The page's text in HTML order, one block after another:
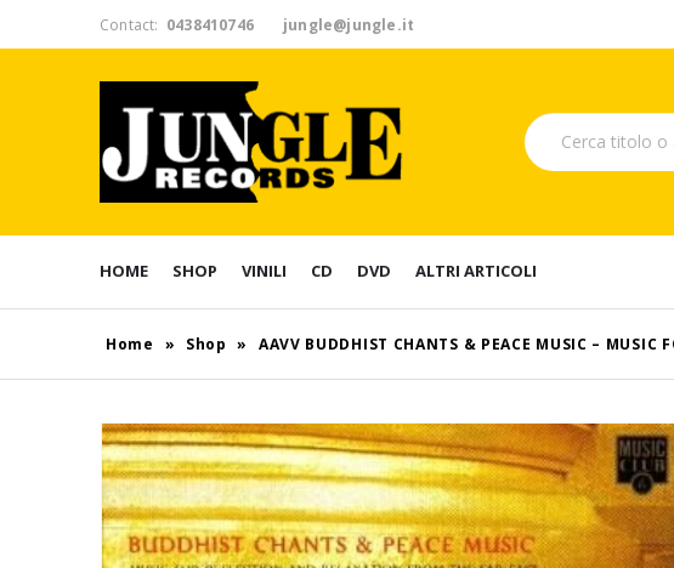
Contact: 0438410746 jungle@jungle.it
HOME SHOP VINILI CD DVD ALTRI ARTICOLI
Home » Shop » AAVV BUDDHIST CHANTS & PEACE MUSIC – MUSIC